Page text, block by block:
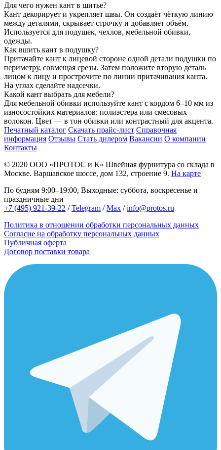
Для чего нужен кант в шитье?
Кант декорирует и укрепляет швы. Он создаёт чёткую линию
между деталями, скрывает строчку и добавляет объём.
Используется для подушек, чехлов, мебельной обивки,
одежды.
Как вшить кант в подушку?
Притачайте кант к лицевой стороне одной детали подушки по
периметру, совмещая срезы. Затем положите вторую деталь
лицом к лицу и прострочите по линии притачивания канта.
На углах сделайте надсечки.
Какой кант выбрать для мебели?
Для мебельной обивки используйте кант с кордом 6–10 мм из
износостойких материалов: полиэстера или смесовых
волокон. Цвет — в тон обивки или контрастный для акцента.
Печатный каталог Скачать прайс-лист Справочная
информация Отзывы Стать дилером Вакансии О компании
Контакты
© 2020 ООО «ПРОТОС и К» Швейная фурнитура со склада в
Москве. Варшавское шоссе, дом 132, строение 9. На карте
По будням 9:00–19:00, Выходные: суббота, воскресенье и
праздничные дни
+7 (495) 921-39-22 /Telegram /Max /info@protos.ru
Политика в отношении обработки персональных данных
Согласие на обработку персональных данных
Публичная оферта
Договор поставки товара